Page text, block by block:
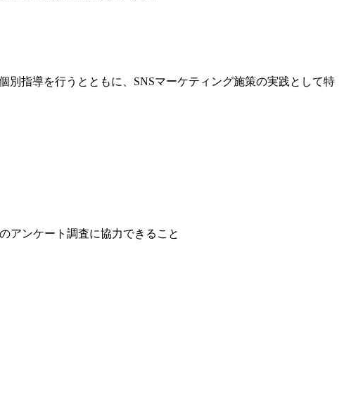
指導を行うとともに、SNSマーケティング施策の実践として特
アンケート調査に協力できること